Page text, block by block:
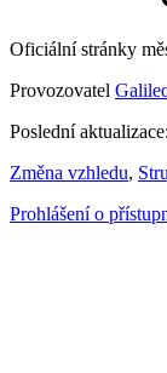
Oficiální stránky
Provozovatel
Poslední
Změna vzhledu,
Prohlášení o